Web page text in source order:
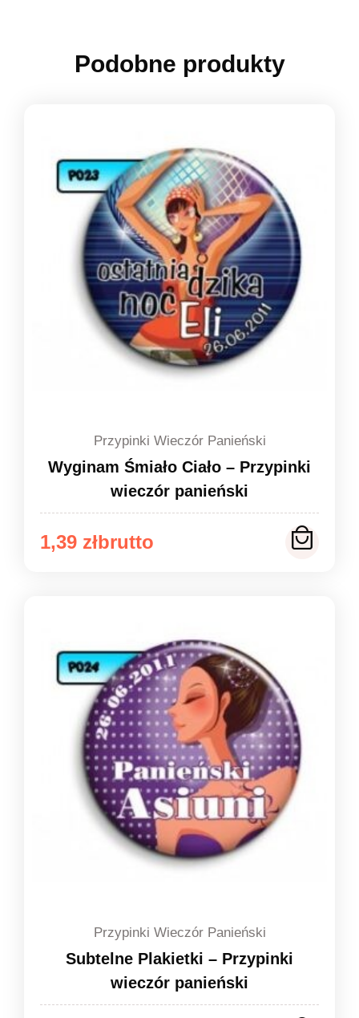
Podobne produkty
Przypinki Wieczór Panieński
Wyginam Śmiało Ciało – Przypinki
wieczór panieński
1,39 zł
Zakres
do
1,49 zł
Przypinki Wieczór Panieński
Subtelne Plakietki – Przypinki
wieczór panieński